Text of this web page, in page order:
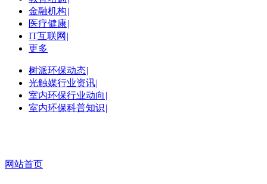
金融机构|
医疗健康|
IT互联网 |
更多
树派环保动态|
光触媒行业资讯|
室内环保行业动向 |
室内环保科普知识|
网站首页